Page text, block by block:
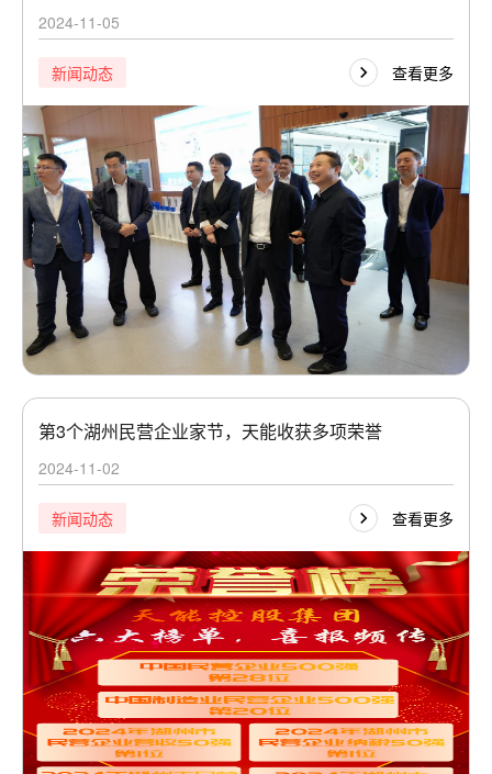
2024-11-05
新闻动态 查看更多
第3个湖州民营企业家节，天能收获多项荣誉
2024-11-02
新闻动态 查看更多